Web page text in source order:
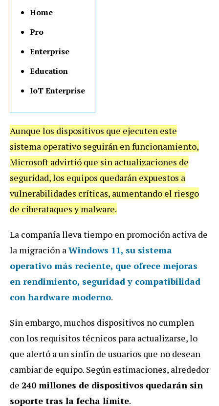
Home
Pro
Enterprise
Education
IoT Enterprise
Aunque los dispositivos que ejecuten este
sistema operativo seguirán en funcionamiento,
Microsoft advirtió que sin actualizaciones de
seguridad, los equipos quedarán expuestos a
vulnerabilidades críticas, aumentando el riesgo
de ciberataques y malware.
La compañía lleva tiempo en promoción activa de
la migración aWindows 11, su sistema
operativo más reciente, que ofrece mejoras
en rendimiento, seguridad y compatibilidad
con hardware moderno.
Sin embargo, muchos dispositivos no cumplen
con los requisitos técnicos para actualizarse, lo
que alertó a un sinfín de usuarios que no desean
cambiar de equipo. Según estimaciones, alrededor
de 240 millones de dispositivos quedarán sin
soporte tras la fecha límite.